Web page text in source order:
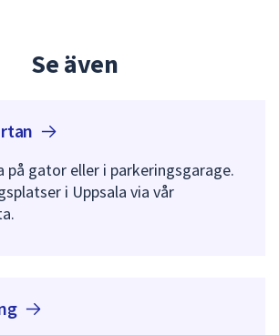
Se även
på gator eller i parkeringsgarage.
i Uppsala via vår